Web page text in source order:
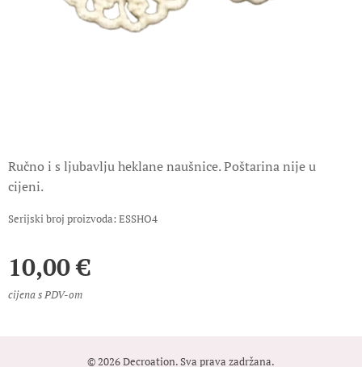
Ručno i s ljubavlju heklane naušnice. Poštarina nije u
cijeni.
Serijski broj proizvoda: ESSHO4
10,00€
cijena s PDV-om
© 2026 Decroation. Sva prava zadržana.